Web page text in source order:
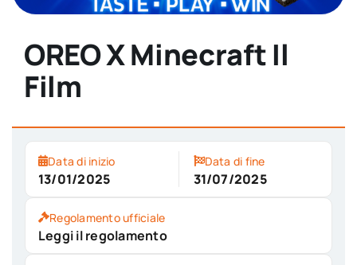
OREO X Minecraft Il
Film
Data di inizio
13/01/2025
Data di fine
31/07/2025
Regolamento ufficiale
Leggi il regolamento